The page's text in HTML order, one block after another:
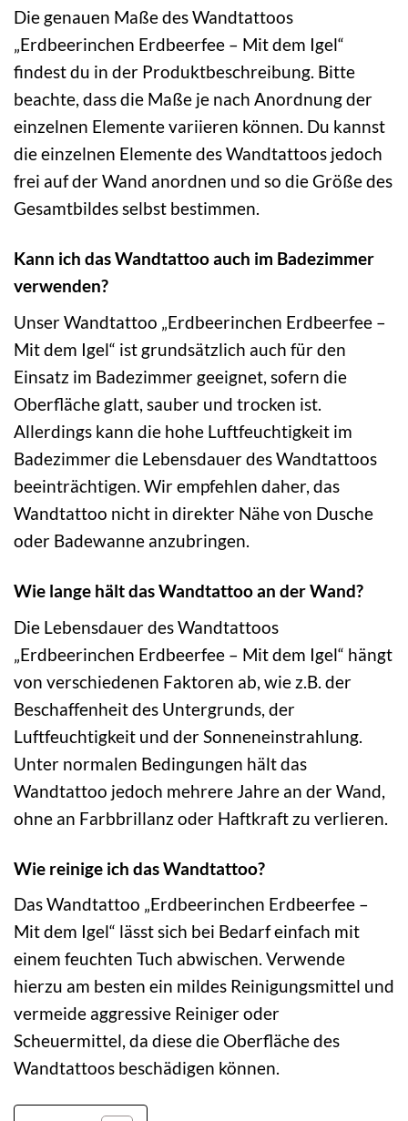
Die genauen Maße des Wandtattoos
„Erdbeerinchen Erdbeerfee – Mit dem Igel“
findest du in der Produktbeschreibung. Bitte
beachte, dass die Maße je nach Anordnung der
einzelnen Elemente variieren können. Du kannst
die einzelnen Elemente des Wandtattoos jedoch
frei auf der Wand anordnen und so die Größe des
Gesamtbildes selbst bestimmen.
Kann ich das Wandtattoo auch im Badezimmer
verwenden?
Unser Wandtattoo „Erdbeerinchen Erdbeerfee –
Mit dem Igel“ ist grundsätzlich auch für den
Einsatz im Badezimmer geeignet, sofern die
Oberfläche glatt, sauber und trocken ist.
Allerdings kann die hohe Luftfeuchtigkeit im
Badezimmer die Lebensdauer des Wandtattoos
beeinträchtigen. Wir empfehlen daher, das
Wandtattoo nicht in direkter Nähe von Dusche
oder Badewanne anzubringen.
Wie lange hält das Wandtattoo an der Wand?
Die Lebensdauer des Wandtattoos
„Erdbeerinchen Erdbeerfee – Mit dem Igel“ hängt
von verschiedenen Faktoren ab, wie z.B. der
Beschaffenheit des Untergrunds, der
Luftfeuchtigkeit und der Sonneneinstrahlung.
Unter normalen Bedingungen hält das
Wandtattoo jedoch mehrere Jahre an der Wand,
ohne an Farbbrillanz oder Haftkraft zu verlieren.
Wie reinige ich das Wandtattoo?
Das Wandtattoo „Erdbeerinchen Erdbeerfee –
Mit dem Igel“ lässt sich bei Bedarf einfach mit
einem feuchten Tuch abwischen. Verwende
hierzu am besten ein mildes Reinigungsmittel und
vermeide aggressive Reiniger oder
Scheuermittel, da diese die Oberfläche des
Wandtattoos beschädigen können.